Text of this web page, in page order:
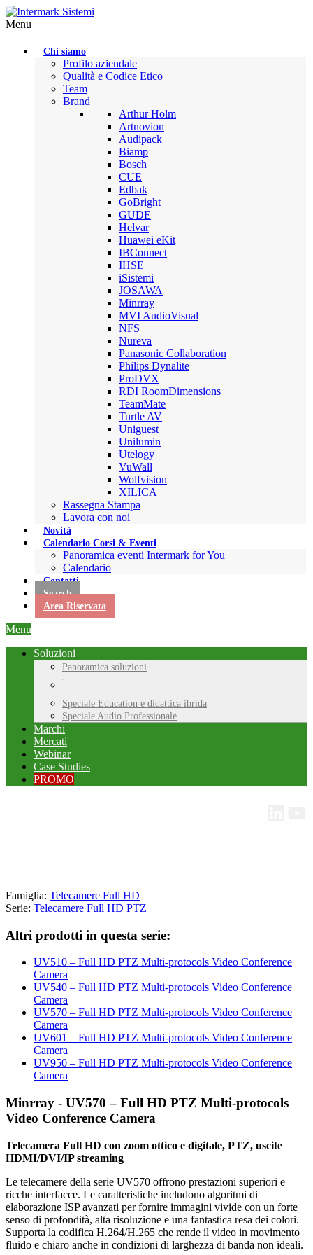
Menu
Chi siamo
Profilo aziendale
Qualità e Codice Etico
Team
Brand
Arthur Holm
Artnovion
Audipack
Biamp
Bosch
CUE
Edbak
GoBright
GUDE
Helvar
Huawei eKit
IBConnect
IHSE
iSistemi
JOSAWA
Minrray
MVI AudioVisual
NFS
Nureva
Panasonic Collaboration
Philips Dynalite
ProDVX
RDI RoomDimensions
TeamMate
Turtle AV
Uniguest
Unilumin
Utelogy
VuWall
Wolfvision
XILICA
Rassegna Stampa
Lavora con noi
Novità
Calendario Corsi & Eventi
Panoramica eventi Intermark for You
Calendario
Contatti
Search
Area Riservata
Menu
Soluzioni
Panoramica soluzioni
Speciale Education e didattica ibrida
Speciale Audio Professionale
Marchi
Mercati
Webinar
Case Studies
PROMO
Famiglia: Telecamere Full HD
Serie: Telecamere Full HD PTZ
Altri prodotti in questa serie:
UV510 – Full HD PTZ Multi-protocols Video Conference
Camera
UV540 – Full HD PTZ Multi-protocols Video Conference
Camera
UV570 – Full HD PTZ Multi-protocols Video Conference
Camera
UV601 – Full HD PTZ Multi-protocols Video Conference
Camera
UV950 – Full HD PTZ Multi-protocols Video Conference
Camera
Minrray - UV570 – Full HD PTZ Multi-protocols
Video Conference Camera
Telecamera Full HD con zoom ottico e digitale, PTZ, uscite
HDMI/DVI/IP streaming
Le telecamere della serie UV570 offrono prestazioni superiori e
ricche interfacce. Le caratteristiche includono algoritmi di
elaborazione ISP avanzati per fornire immagini vivide con un forte
senso di profondità, alta risoluzione e una fantastica resa dei colori.
Supporta la codifica H.264/H.265 che rende il video in movimento
fluido e chiaro anche in condizioni di larghezza di banda non ideali.